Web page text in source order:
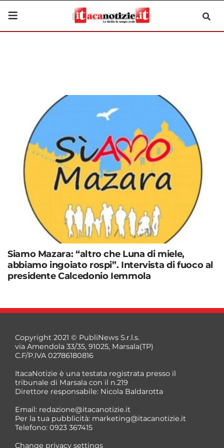
Siamo Mazara: “altro che Luna di miele,
abbiamo ingoiato rospi”. Intervista di fuoco al
presidente Calcedonio Iemmola
Copyright 2021 © PubliNews S.r.l.s.
via Amendola 33/35, 91025, Marsala(TP)
C.F/P.IVA 02786180816
ItacaNotizie è una testata registrata presso il
tribunale di Marsala con il n.219
Direttore responsabile: Nicola Baldarotta
Email: redazione@itacanotizie.it
Per la tua pubblicità: marketing@itacanotizie.it
Telefono: 0923 367415
Change privacy settings